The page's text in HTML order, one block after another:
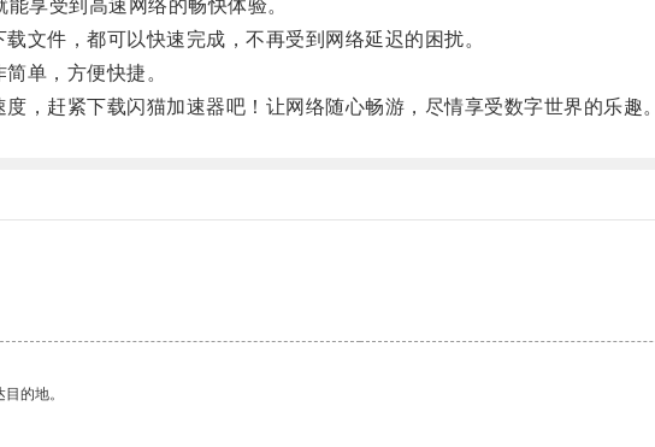
享受到高速网络的畅快体验。
件，都可以快速完成，不再受到网络延迟的困扰。
单，方便快捷。
赶紧下载闪猫加速器吧！让网络随心畅游，尽情享受数字世界的乐趣。
的地。